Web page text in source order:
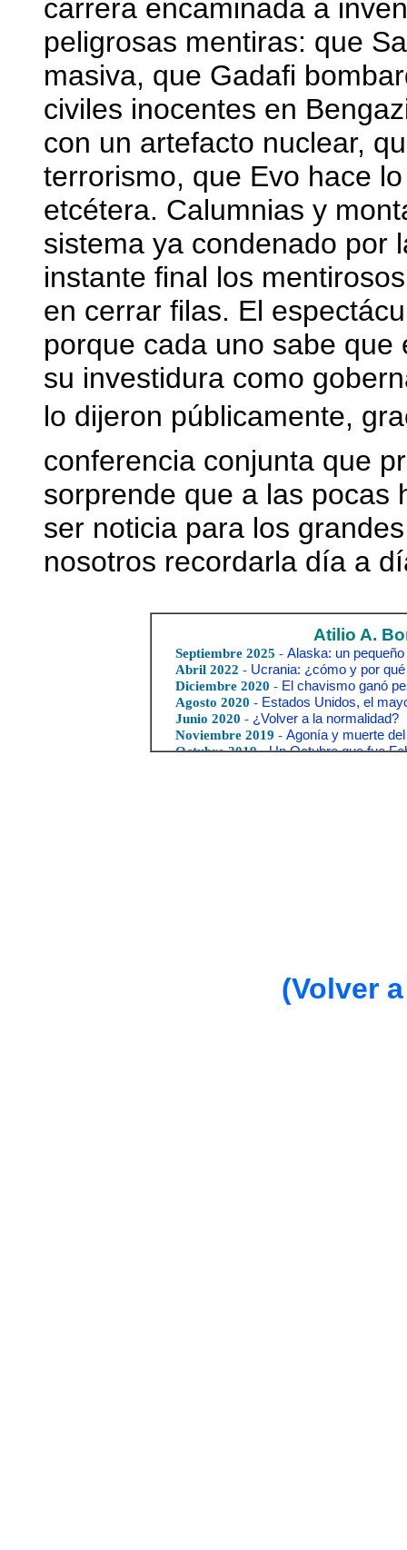
carrera encaminada a
peligrosas mentiras: que
masiva, que Gadafi
civiles inocentes en
con un artefacto nuclear,
terrorismo, que Evo hace
etcétera. Calumnias y
sistema ya condenado por
instante final los
en cerrar filas. El
porque cada uno sabe
su investidura como
lo dijeron públicamente,
conferencia conjunta que
sorprende que a las pocas
ser noticia para los
nosotros recordarla día a
(Volver